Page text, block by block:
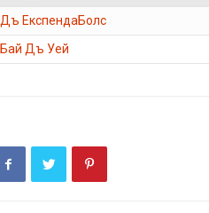
Дъ ЕкспендаБолс
Бай Дъ Уей